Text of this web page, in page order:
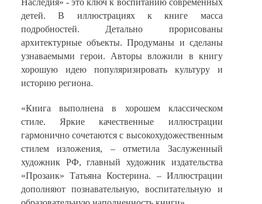
Наследия» - это ключ к воспитанию современных
детей. В иллюстрациях к книге масса
подробностей. Детально прорисованы
архитектурные объекты. Продуманы и сделаны
узнаваемыми герои. Авторы вложили в книгу
хорошую идею популяризировать культуру и
историю региона.
«Книга выполнена в хорошем классическом
стиле. Яркие качественные иллюстрации
гармонично сочетаются с высокохудожественным
стилем изложения, ‒отметила Заслуженный
художник РФ, главный художник издательства
«Прозаик» Татьяна Костерина. ‒Иллюстрации
дополняют познавательную, воспитательную и